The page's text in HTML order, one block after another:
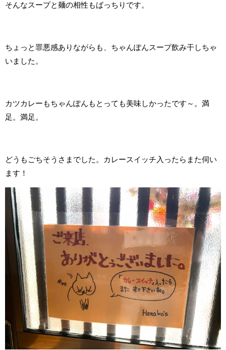
そんなスープと麺の相性もばっちりです。
ちょっと罪悪感ありながらも、ちゃんぽんスープ飲み干しちゃ
いました。
カツカレーもちゃんぽんもとっても美味しかったです～。満
足。満足。
どうもごちそうさまでした。カレースイッチ入ったらまた伺い
ます！